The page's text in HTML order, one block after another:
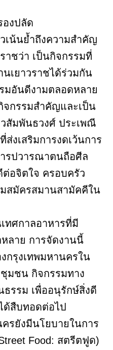
งปลัด
เน้นย้ำถึงความสำคัญ
าชว่า เป็นกิจกรรมที่
เยาวราชได้ร่วมกัน
อันดีงามตลอดหลาย
กรรมสำคัญและเป็น
สัมพันธวงศ์ ประเพณี
งเสริมการงดเว้นการ
รปวารณาตนถือศีล
อจิตใจ ครอบครัว
สมัครสมานสามัคคีใน
ทศกาลอาหารที่มี
ลาย การจัดงานนี้
กรุงเทพมหานครใน
ชุมชน กิจกรรมทาง
รรม เพื่ออนุรักษ์สิ่งดี
ด้สืบทอดต่อไป
รยังมีนโยบายในการ
Food: สตรีตฟูด)